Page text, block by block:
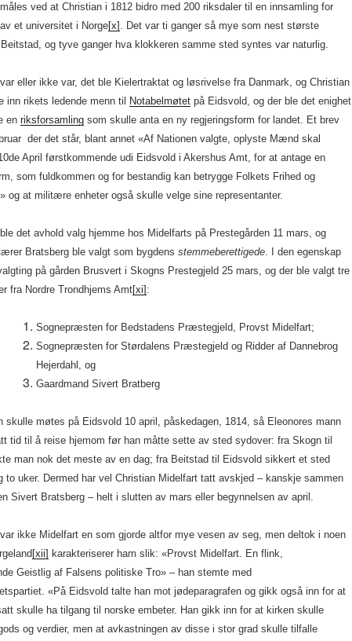
ved at Christian i 1812 bidro med 200 riksdaler til en innsamling for
et universitet i Norge[x] . Det var ti ganger så mye som nest største
og tyve ganger hva klokkeren samme sted syntes var naturlig.
eller ikke var, det ble Kielertraktat og løsrivelse fra Danmark, og Christian
inn rikets ledende menn til
Notabelmøtetpå Eidsvold, og der ble det enighet
en riksforsamlingsom skulle anta en ny regjeringsform for landet. Et brev
der det står, blant annet «Af Nationen valgte, oplyste Mænd skal
April førstkommende udi Eidsvold i Akershus Amt, for at antage en
som fuldkommen og for bestandig kan betrygge Folkets Frihed og
og at militære enheter også skulle velge sine representanter.
ble det avhold valg hjemme hos Midelfarts på Prestegården 11 mars, og
Bratsberg ble valgt som bygdens stemmeberettigede. I den egenskap
på gården Brusvert i Skogns Prestegjeld 25 mars, og der ble valgt tre
fra Nordre Trondhjems Amt[xi] :
Sognepræsten for Bedstadens Præstegjeld, Provst Midelfart;
Sognepræsten for Størdalens Præstegjeld og Ridder af Dannebrog
Hejerdahl, og
Gaardmand Sivert Bratberg
skulle møtes på Eidsvold 10 april, påskedagen, 1814, så Eleonores mann
tid til å reise hjemom før han måtte sette av sted sydover: fra Skogn til
man nok det meste av en dag; fra Beitstad til Eidsvold sikkert et sted
to uker. Dermed har vel Christian Midelfart tatt avskjed – kanskje sammen
Sivert Bratsberg – helt i slutten av mars eller begynnelsen av april.
ikke Midelfart en som gjorde altfor mye vesen av seg, men deltok i noen
[xii] karakteriserer ham slik: «Provst Midelfart. En flink,
Geistlig af Falsens politiske Tro» – han stemte med
«På Eidsvold talte han mot jødeparagrafen og gikk også inn for at
skulle ha tilgang til norske embeter. Han gikk inn for at kirken skulle
og verdier, men at avkastningen av disse i stor grad skulle tilfalle